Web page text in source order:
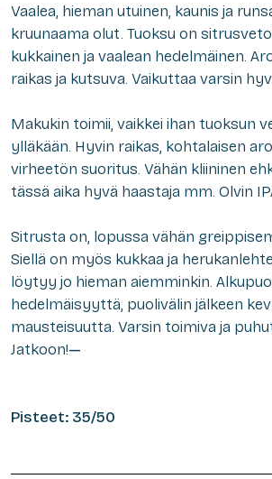
Vaalea, hieman utuinen, kaunis ja
kruunaama olut. Tuoksu on
kukkainen ja vaalean hedelmäinen.
raikas ja kutsuva. Vaikuttaa varsin
Makukin toimii, vaikkei ihan tuoksun
ylläkään. Hyvin raikas, kohtalaisen
virheetön suoritus. Vähän kliininen
tässä aika hyvä haastaja mm. Olvin
Sitrusta on, lopussa vähän
Siellä on myös kukkaa ja
löytyy jo hieman aiemminkin.
hedelmäisyyttä, puolivälin jälkeen
mausteisuutta. Varsin toimiva ja
Jatkoon!—
Pisteet: 35/50